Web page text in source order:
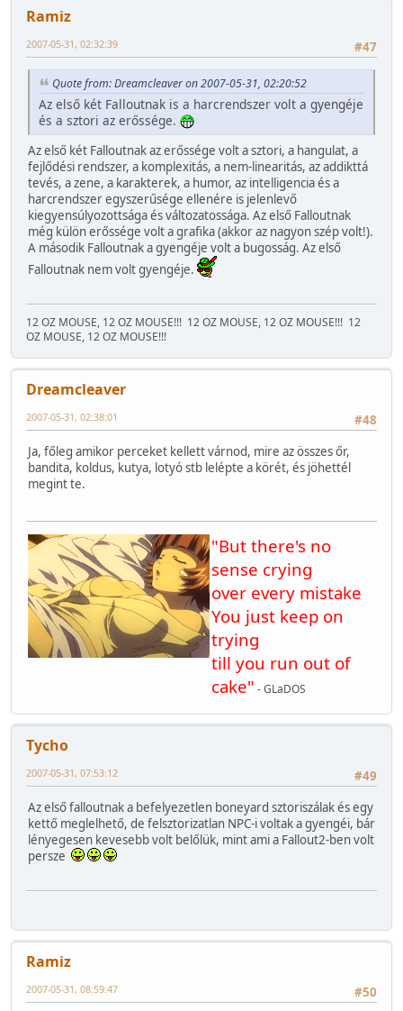
Ramiz
#47
2007-05-31, 02:32:39
Quote from: Dreamcleaver on 2007-05-31, 02:20:52
Az első két Falloutnak is a harcrendszer volt a gyengéje
és a sztori az erőssége.
Az első két Falloutnak az erőssége volt a sztori, a hangulat, a
fejlődési rendszer, a komplexitás, a nem-linearitás, az addikttá
tevés, a zene, a karakterek, a humor, az intelligencia és a
harcrendszer egyszerűsége ellenére is jelenlevő
kiegyensúlyozottsága és változatossága. Az első Falloutnak
még külön erőssége volt a grafika (akkor az nagyon szép volt!).
A második Falloutnak a gyengéje volt a bugosság. Az első
Falloutnak nem volt gyengéje.
12 OZ MOUSE, 12 OZ MOUSE!!! 12 OZ MOUSE, 12 OZ MOUSE!!! 12
OZ MOUSE, 12 OZ MOUSE!!!
Dreamcleaver
#48
2007-05-31, 02:38:01
Ja, főleg amikor perceket kellett várnod, mire az összes őr,
bandita, koldus, kutya, lotyó stb lelépte a körét, és jöhettél
megint te.
"But there's no
sense crying
over every mistake
You just keep on
trying
till you run out of
cake" - GLaDOS
Tycho
#49
2007-05-31, 07:53:12
Az első falloutnak a befelyezetlen boneyard sztoriszálak és egy
kettő meglelhető, de felsztorizatlan NPC-i voltak a gyengéi, bár
lényegesen kevesebb volt belőlük, mint ami a Fallout2-ben volt
persze
Ramiz
#50
2007-05-31, 08:59:47